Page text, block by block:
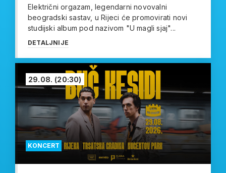
Električni orgazam, legendarni novovalni
beogradski sastav, u Rijeci će promovirati novi
studijski album pod nazivom "U magli sjaj"...
DETALJNIJE
KONCERT
29.08. (20:30)